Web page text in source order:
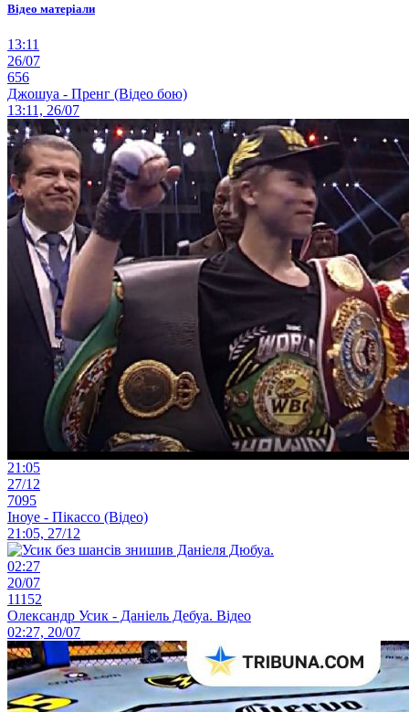
Відео матеріали
13:11
26/07
656
Джошуа - Пренг (Відео бою)
13:11, 26/07
21:05
27/12
7095
Іноуе - Пікассо (Відео)
21:05, 27/12
02:27
20/07
11152
Олександр Усик - Даніель Дебуа. Відео
02:27, 20/07